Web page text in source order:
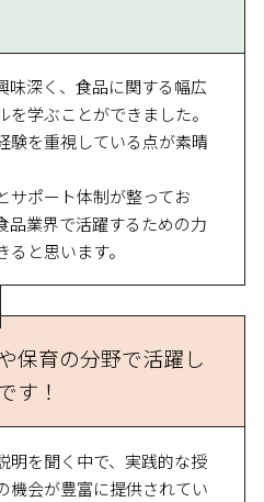
味深く、食品に関する幅広
学ぶことができました。
験を重視している点が素晴
サポート体制が整ってお
品業界で活躍するための力
と思います。
保育の分野で活躍し
す！
を聞く中で、実践的な授
機会が豊富に提供されてい